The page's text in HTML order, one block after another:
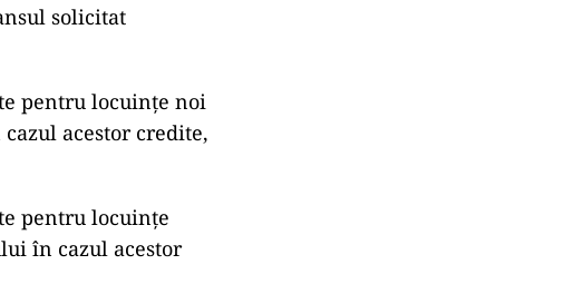
solicitat
pentru locuințe noi
acestor credite,
pentru locuințe
în cazul acestor